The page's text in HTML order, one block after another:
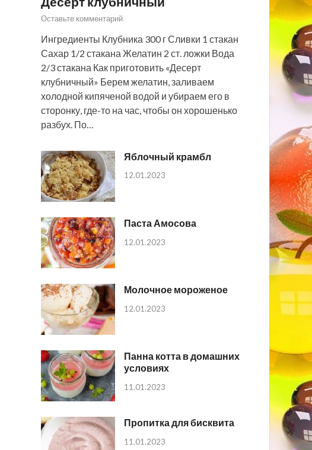
Оставьте комментарий
Ингредиенты Клубника 300 г Сливки 1 стакан
Сахар 1/2 стакана Желатин 2 ст. ложки Вода
2/3 стакана Как приготовить «Десерт
клубничный» Берем желатин, заливаем
холодной кипяченой водой и убираем его в
сторонку, где-то на час, чтобы он хорошенько
разбух. По…
Яблочный крамбл
12.01.2023
Паста Амосова
12.01.2023
Молочное мороженое
12.01.2023
Панна котта в домашних
условиях
11.01.2023
Пропитка для бисквита
11.01.2023